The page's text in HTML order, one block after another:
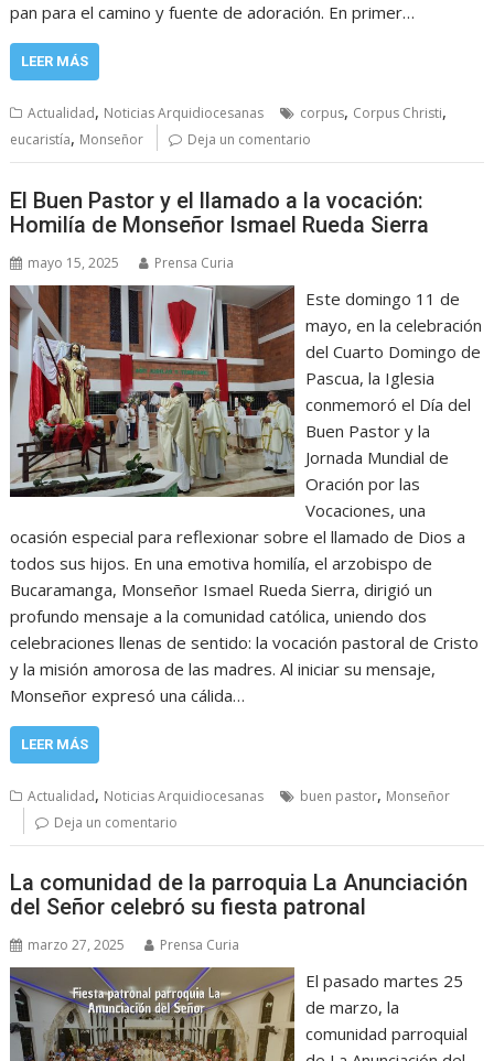
pan para el camino y fuente de adoración. En primer…
LEER MÁS
Actualidad, Noticias Arquidiocesanas corpus, Corpus Christi,
eucaristía, Monseñor Deja un comentario
El Buen Pastor y el llamado a la vocación:
Homilía de Monseñor Ismael Rueda Sierra
mayo 15, 2025 Prensa Curia
Este domingo 11 de
mayo, en la celebración
del Cuarto Domingo de
Pascua, la Iglesia
conmemoró el Día del
Buen Pastor y la
Jornada Mundial de
Oración por las
Vocaciones, una
ocasión especial para reflexionar sobre el llamado de Dios a
todos sus hijos. En una emotiva homilía, el arzobispo de
Bucaramanga, Monseñor Ismael Rueda Sierra, dirigió un
profundo mensaje a la comunidad católica, uniendo dos
celebraciones llenas de sentido: la vocación pastoral de Cristo
y la misión amorosa de las madres. Al iniciar su mensaje,
Monseñor expresó una cálida…
LEER MÁS
Actualidad, Noticias Arquidiocesanas buen pastor, Monseñor
Deja un comentario
La comunidad de la parroquia La Anunciación
del Señor celebró su fiesta patronal
marzo 27, 2025 Prensa Curia
El pasado martes 25
de marzo, la
comunidad parroquial